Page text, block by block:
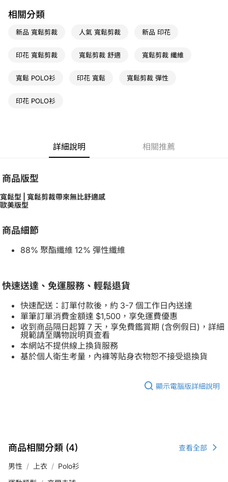
免運費
相關分類
新品 寬鬆剪裁 人氣 寬鬆剪裁 新品 印花
印花 寬鬆剪裁 寬鬆剪裁 舒適 寬鬆剪裁 纖維
寬鬆 POLO衫 印花 寬鬆 寬鬆剪裁 彈性
印花 POLO衫
詳細說明 相關推薦
商品版型
寬鬆型 | 寬鬆剪裁帶來無比舒適感
歐美版型
商品細節
88% 聚酯纖維 12% 彈性纖維
快速送達、免運服務、輕鬆退貨
快速配送：訂單付款後，約 3-7 個工作日內送達
單筆訂單消費金額達 $1,500，享免運費優惠
收到商品隔日起算 7 天，享免費鑑賞期 (含例假日)，詳細
規範請至購物說明頁查看
本網站不提供線上換貨服務
基於個人衛生考量，內褲等貼身衣物恕不接受退換貨
顯示電腦版詳細說明
商品相關分類 (4) 查看全部
男性 上衣
Polo衫